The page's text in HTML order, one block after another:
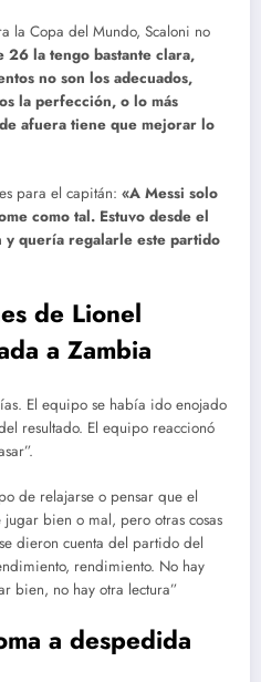
la Copa del Mundo, Scaloni no
26 la tengo bastante clara,
no son los adecuados,
la perfección, o lo más
afuera tiene que mejorar lo
para el capitán: «A Messi solo
como tal. Estuvo desde el
y quería regalarle este partido
de Lionel
a Zambia
El equipo se había ido enojado
resultado. El equipo reaccionó
de relajarse o pensar que el
bien o mal, pero otras cosas
dieron cuenta del partido del
rendimiento. No hay
bien, no hay otra lectura”
a despedida